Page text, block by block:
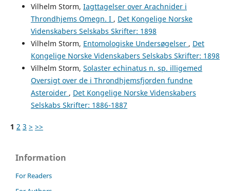
Vilhelm Storm, Iagttagelser over Arachnider i
Throndhjems Omegn. I , Det Kongelige Norske
Videnskabers Selskabs Skrifter: 1898
Vilhelm Storm, Entomologiske Undersøgelser , Det
Kongelige Norske Videnskabers Selskabs Skrifter: 1898
Vilhelm Storm, Solaster echinatus n. sp. illigemed
Oversigt over de i Throndhjemsfjorden fundne
Asteroider , Det Kongelige Norske Videnskabers
Selskabs Skrifter: 1886-1887
1 2 3 > >>
Information
For Readers